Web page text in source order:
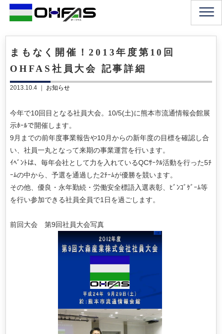
まもなく開催！2013年度第10回
OHFAS社員大会 記事詳細
2013.10.4 ｜ お知らせ
今年で10回目となる社員大会。10/5(土)に熊本市流通情報会館展
示ﾎｰﾙで開催します。
9月までの前年度事業報告や10月からの新年度の目標を確認し合
い、社員一丸となって来期の事業運営を行います。
ｲﾍﾞﾝﾄは、毎年会社として力を入れているQCｻｰｸﾙ活動を行った5ﾁ
ｰﾑの中から、予選を通過した2ﾁｰﾑが優勝を競います。
その他、優良・永年勤続・労働安全標語入選表彰、ﾋﾞﾝｺﾞｹﾞｰﾑ等
を行い参加できる社員全員で1日を過ごします。
前回大会 第9回社員大会写真